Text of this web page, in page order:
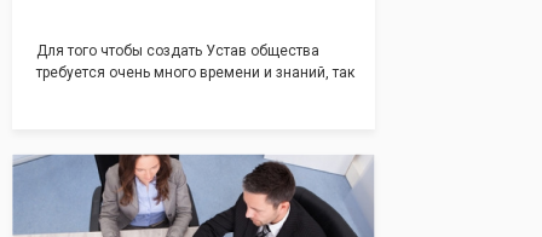
Для того чтобы создать Устав общества
требуется очень много времени и знаний, так
Наша компания предоставит вам свой
уникальный Устав Общества, который
подойдет для любой компании. Устав,
сделанный нашими профессиональными